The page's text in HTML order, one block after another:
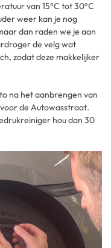
van 15°C tot 30°C
weer kan je nog
dan raden we je aan
de velg wat
zodat deze makkelijker
na het aanbrengen van
de Autowasstraat.
hou dan 30